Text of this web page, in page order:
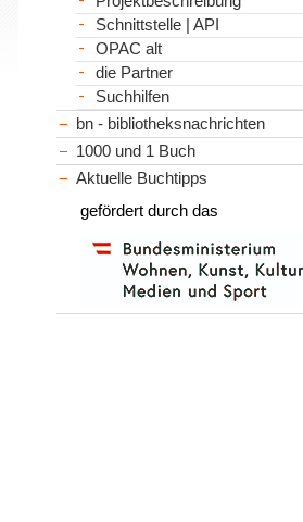
Schnittstelle | API
OPAC alt
die Partner
Suchhilfen
bn - bibliotheksnachrichten
1000 und 1 Buch
Aktuelle Buchtipps
gefördert durch das